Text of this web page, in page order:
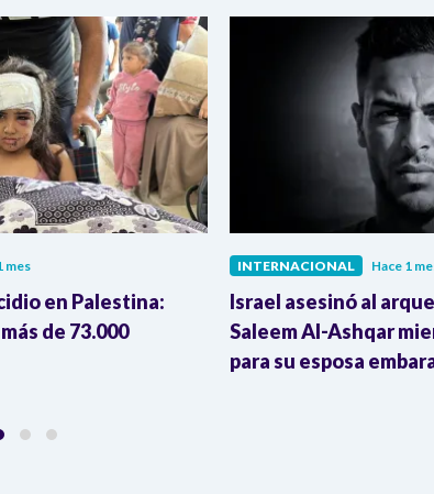
mes
en Palestina:
de 73.000
INTERNACIONAL Hace 1
Israel asesinó al
Saleem Al-Ashqar
para su esposa